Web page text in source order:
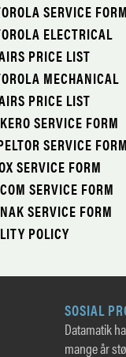
SERVICE FORM
ELECTRICAL
PRICE LIST
MECHANICAL
PRICE LIST
SERVICE FORM
SERVICE FORM
SERVICE FORM
SERVICE FORM
SERVICE FORM
POLICY
SOSIAL
Datamatik
mange år